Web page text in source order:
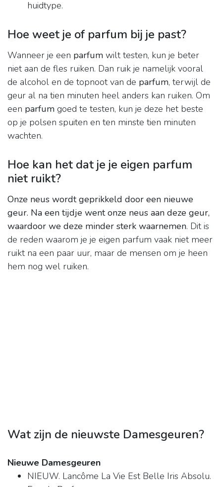
huidtype.
Hoe weet je of parfum bij je past?
Wanneer je een parfum wilt testen, kun je beter
niet aan de fles ruiken. Dan ruik je namelijk vooral
de alcohol en de topnoot van de parfum, terwijl de
geur al na tien minuten heel anders kan ruiken. Om
een parfum goed te testen, kun je deze het beste
op je polsen spuiten en ten minste tien minuten
wachten.
Hoe kan het dat je je eigen parfum
niet ruikt?
Onze neus wordt geprikkeld door een nieuwe
geur. Na een tijdje went onze neus aan deze geur,
waardoor we deze minder sterk waarnemen. Dit is
de reden waarom je je eigen parfum vaak niet meer
ruikt na een paar uur, maar de mensen om je heen
hem nog wel ruiken.
Wat zijn de nieuwste Damesgeuren?
Nieuwe Damesgeuren
NIEUW. Lancôme La Vie Est Belle Iris Absolu.